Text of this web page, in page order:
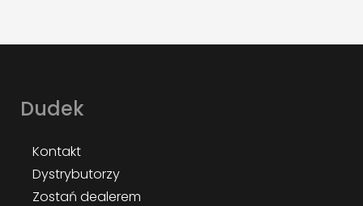
Dudek
Kontakt
Dystrybutorzy
Zostań dealerem